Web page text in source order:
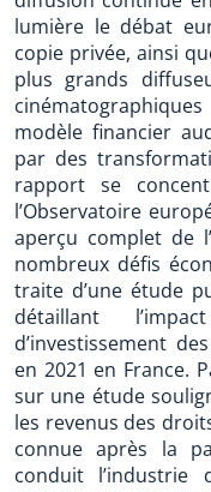
lumière le débat
copie privée, ainsi
plus grands
modèle financier
par des
rapport se
l’Observatoire
aperçu complet de
nombreux défis
traite d’une étude
détaillant
d’investissement
en 2021 en France.
sur une étude
les revenus des
connue après la
conduit l’industrie